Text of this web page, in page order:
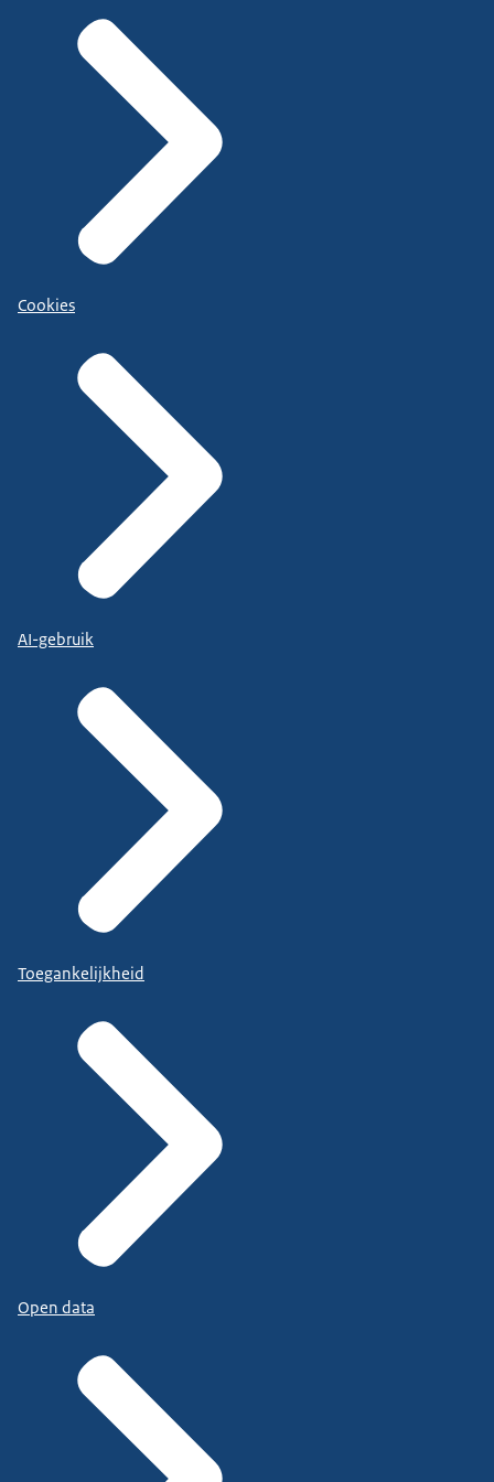
Cookies
AI-gebruik
Toegankelijkheid
Open data